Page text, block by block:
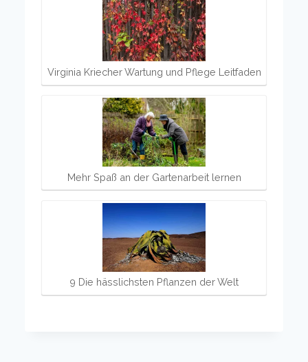
Virginia Kriecher Wartung und Pflege Leitfaden
Mehr Spaß an der Gartenarbeit lernen
9 Die hässlichsten Pflanzen der Welt